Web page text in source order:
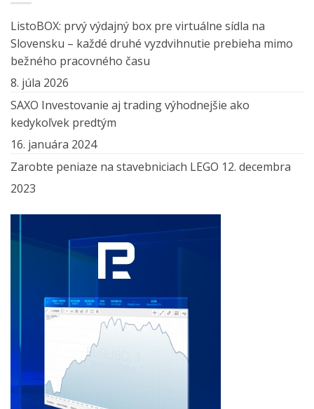
ListoBOX: prvý výdajný box pre virtuálne sídla na
Slovensku – každé druhé vyzdvihnutie prebieha mimo
bežného pracovného času
8. júla 2026
SAXO Investovanie aj trading výhodnejšie ako
kedykoľvek predtým
16. januára 2024
Zarobte peniaze na stavebniciach LEGO 12. decembra
2023